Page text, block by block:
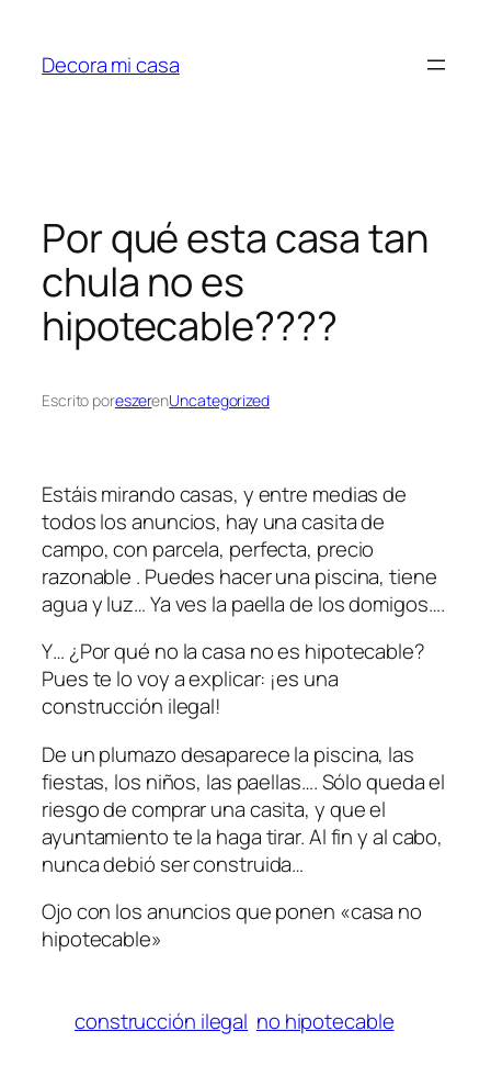
contenido
Decora mi casa
Por qué esta casa tan
chula no es
hipotecable????
Escrito poreszerenUncategorized
Estáis mirando casas, y entre medias de
todos los anuncios, hay una casita de
campo, con parcela, perfecta, precio
razonable . Puedes hacer una piscina, tiene
agua y luz… Ya ves la paella de los domigos….
Y… ¿Por qué no la casa no es hipotecable?
Pues te lo voy a explicar: ¡es una
construcción ilegal!
De un plumazo desaparece la piscina, las
fiestas, los niños, las paellas…. Sólo queda el
riesgo de comprar una casita, y que el
ayuntamiento te la haga tirar. Al fin y al cabo,
nunca debió ser construida…
Ojo con los anuncios que ponen «casa no
hipotecable»
construcción ilegal no hipotecable